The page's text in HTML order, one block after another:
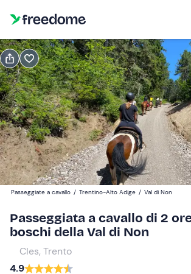
Prenota
Navigate
forward
to
interact
with
the
calendar
and
select
date.
15:00
Partecipanti
60 €
Passeggiate a cavallo / Trentino-Alto Adige / Val di Non
Passeggiata a cavallo di 2
boschi della Val di Non
Cles, Trento
4.9